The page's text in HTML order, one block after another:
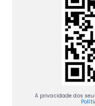
A privacidade dos